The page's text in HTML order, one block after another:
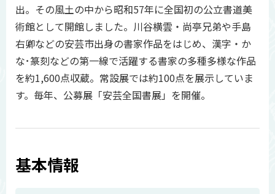
出。その風土の中から昭和57年に全国初の公立書道美
術館として開館しました。川谷横雲・尚亭兄弟や手島
右卿などの安芸市出身の書家作品をはじめ、漢字・か
な･篆刻などの第一線で活躍する書家の多種多様な作品
を約1,600点収蔵。常設展では約100点を展示していま
す。毎年、公募展「安芸全国書展」を開催。
基本情報